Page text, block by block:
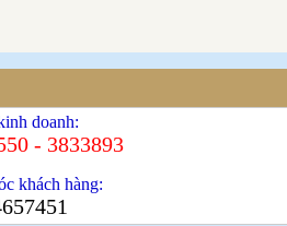
doanh:
- 3833893
khách hàng: